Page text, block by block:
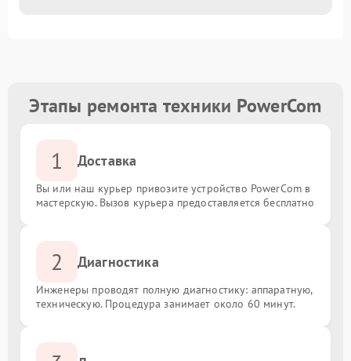
Этапы ремонта техники PowerCom
1 Доставка
Вы или наш курьер привозите устройство PowerCom в
мастерскую. Вызов курьера предоставляется бесплатно
2 Диагностика
Инженеры проводят полную диагностику: аппаратную,
техническую. Процедура занимает около 60 минут.